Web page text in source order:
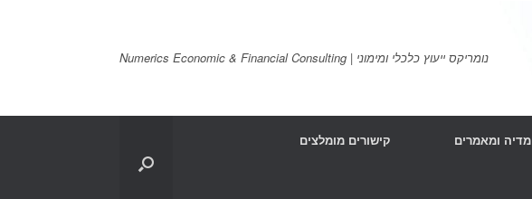
נומריקס ייעוץ כלכלי ומימוני | Numerics Economic & Financial Consulting
מדיה ומאמרים קישורים מומלצים